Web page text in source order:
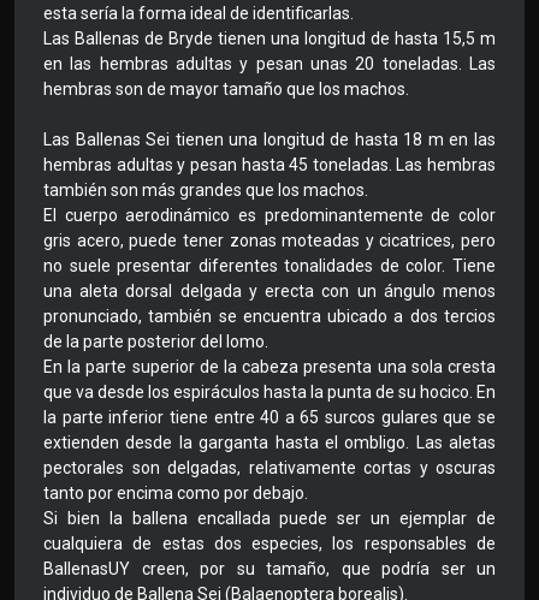
esta sería la forma ideal de identificarlas.
Las Ballenas de Bryde tienen una longitud de hasta 15,5 m
en las hembras adultas y pesan unas 20 toneladas. Las
hembras son de mayor tamaño que los machos.
Las Ballenas Sei tienen una longitud de hasta 18 m en las
hembras adultas y pesan hasta 45 toneladas. Las hembras
también son más grandes que los machos.
El cuerpo aerodinámico es predominantemente de color
gris acero, puede tener zonas moteadas y cicatrices, pero
no suele presentar diferentes tonalidades de color. Tiene
una aleta dorsal delgada y erecta con un ángulo menos
pronunciado, también se encuentra ubicado a dos tercios
de la parte posterior del lomo.
En la parte superior de la cabeza presenta una sola cresta
que va desde los espiráculos hasta la punta de su hocico. En
la parte inferior tiene entre 40 a 65 surcos gulares que se
extienden desde la garganta hasta el ombligo. Las aletas
pectorales son delgadas, relativamente cortas y oscuras
tanto por encima como por debajo.
Si bien la ballena encallada puede ser un ejemplar de
cualquiera de estas dos especies, los responsables de
BallenasUY creen, por su tamaño, que podría ser un
individuo de Ballena Sei (Balaenoptera borealis).